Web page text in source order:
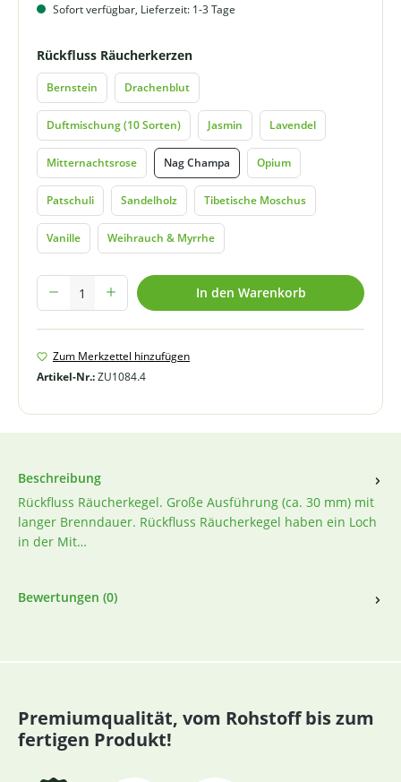
Sofort verfügbar, Lieferzeit: 1-3 Tage
Rückfluss Räucherkerzenauswählen
Bernstein Drachenblut
Duftmischung (10 Sorten) Jasmin Lavendel
Mitternachtsrose Nag Champa Opium
Patschuli Sandelholz Tibetische Moschus
Vanille Weihrauch & Myrrhe
Produkt Anzahl: Gib den gewünschten Wert ein oder benutze die
In den Warenkorb
Zum Merkzettel hinzufügen
Artikel-Nr.:ZU1084.4
Beschreibung
Rückfluss Räucherkegel. Große Ausführung (ca. 30 mm) mit
langer Brenndauer. Rückfluss Räucherkegel haben ein Loch
in der Mit…
Bewertungen (0)
Premiumqualität, vom Rohstoff bis zum
fertigen Produkt!